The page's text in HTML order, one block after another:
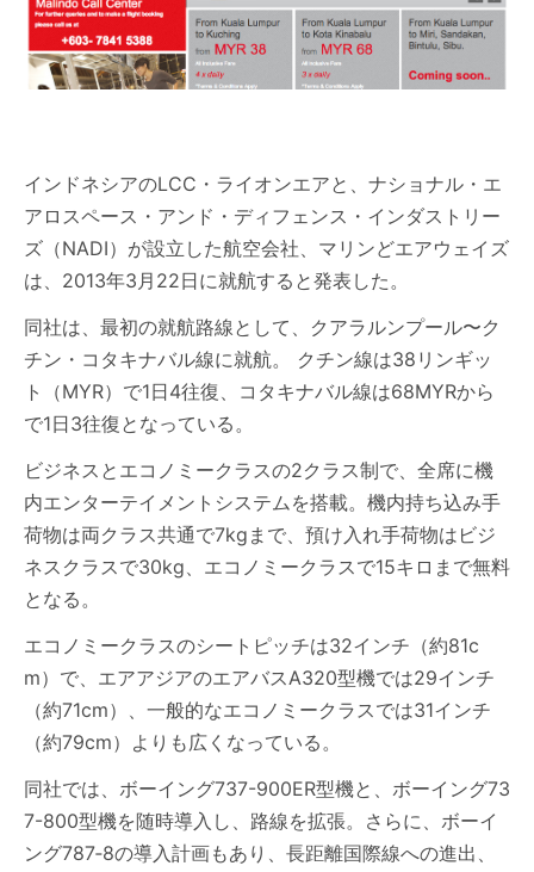
インドネシアのLCC・ライオンエアと、ナショナル・エ
アロスペース・アンド・ディフェンス・インダストリー
ズ（NADI）が設立した航空会社、マリンどエアウェイズ
は、2013年3月22日に就航すると発表した。
同社は、最初の就航路線として、クアラルンプール〜ク
チン・コタキナバル線に就航。 クチン線は38リンギッ
ト（MYR）で1日4往復、コタキナバル線は68MYRから
で1日3往復となっている。
ビジネスとエコノミークラスの2クラス制で、全席に機
内エンターテイメントシステムを搭載。機内持ち込み手
荷物は両クラス共通で7kgまで、預け入れ手荷物はビジ
ネスクラスで30kg、エコノミークラスで15キロまで無料
となる。
エコノミークラスのシートピッチは32インチ（約81c
m）で、エアアジアのエアバスA320型機では29インチ
（約71cm）、一般的なエコノミークラスでは31インチ
（約79cm）よりも広くなっている。
同社では、ボーイング737-900ER型機と、ボーイング73
7-800型機を随時導入し、路線を拡張。さらに、ボーイ
ング787‐8の導入計画もあり、長距離国際線への進出、